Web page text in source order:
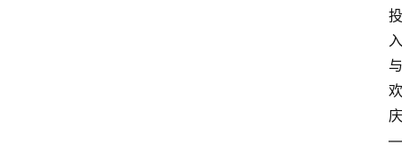
投
入
与
欢
庆
—